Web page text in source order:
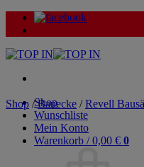
Zum
Inhalt
Shop
Wunschliste
Mein Konto
Warenkorb /0,00 € 0
Shop / Bauecke / Revell